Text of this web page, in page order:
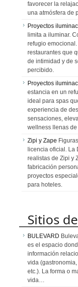
favorecer la
una atmósfera de
Proyectos
limita a iluminar.
refugio
restaurantes que
de intimidad y de
percibido.
Proyectos
estancia en un
ideal para spas
experiencia de
sensaciones,
wellness llenas de
Zipi y Zape
licencia oficial. La
realistas de Zipi y
fabricación
proyectos
para hoteles.
Sitios
BULEVARD
es el espacio
información
vida
etc.). La forma o
vida…